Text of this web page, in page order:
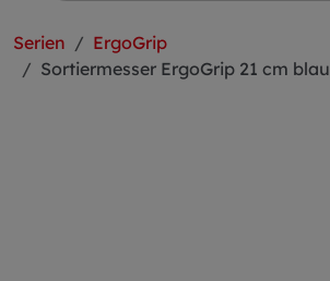
Serien
ErgoGrip
Sortiermesser ErgoGrip 21 cm blau